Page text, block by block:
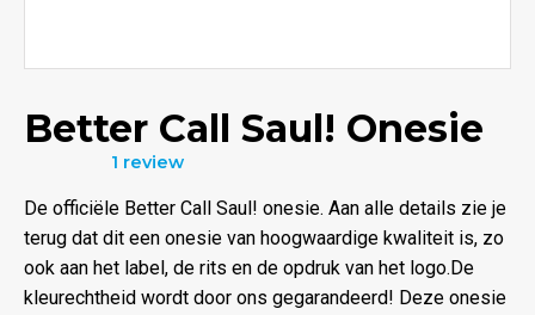
Better Call Saul! Onesie
4.00uit
5
1 review
De officiële Better Call Saul! onesie. Aan alle details zie je
terug dat dit een onesie van hoogwaardige kwaliteit is, zo
ook aan het label, de rits en de opdruk van het logo.De
kleurechtheid wordt door ons gegarandeerd! Deze onesie